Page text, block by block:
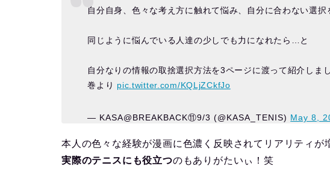
自分自身、色々な考え方に触れて悩み、自分に合わない選
同じように悩んでいる人達の少しでも力になれたら…と
自分なりの情報の取捨選択方法を3ページに渡って紹介しま
巻より pic.twitter.com/KQLjZCkfJo
— KASA@BREAKBACK⑪9/3 (@KASA_TENIS) May 8,
本人の色々な経験が漫画に色濃く反映されてリアリティが
実際のテニスにも役立つのもありがたいぃ！笑